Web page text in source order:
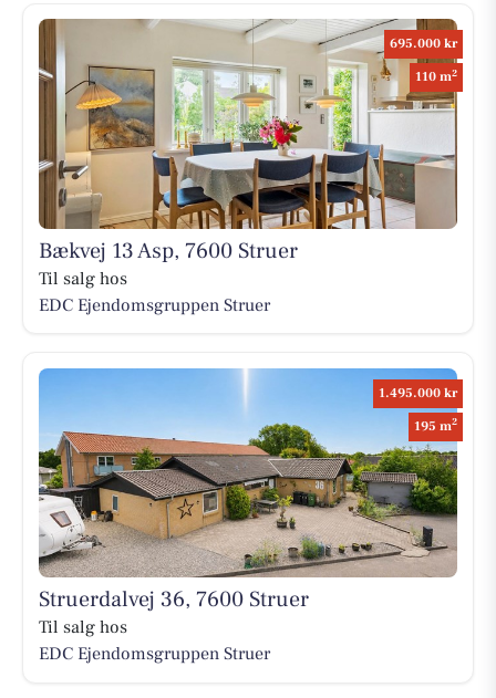
695.000 kr
110 m2
Bækvej 13 Asp, 7600 Struer
Til salg hos
EDC Ejen­doms­grup­pen Struer
1.495.000 kr
195 m2
Struerdalvej 36, 7600 Struer
Til salg hos
EDC Ejen­doms­grup­pen Struer